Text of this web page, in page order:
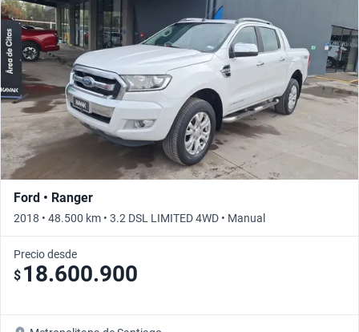
Ford • Ranger
2018 • 48.500 km • 3.2 DSL LIMITED 4WD • Manual
Precio desde
$ 18.600.900